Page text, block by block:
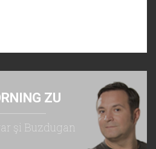
ZU
şi Buzdugan